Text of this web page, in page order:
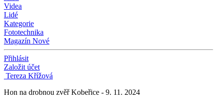
Videa
Lidé
Kategorie
Fototechnika
Magazín Nové
Přihlásit
Založit účet
Tereza Křížová
Hon na drobnou zvěř Kobeřice - 9. 11. 2024